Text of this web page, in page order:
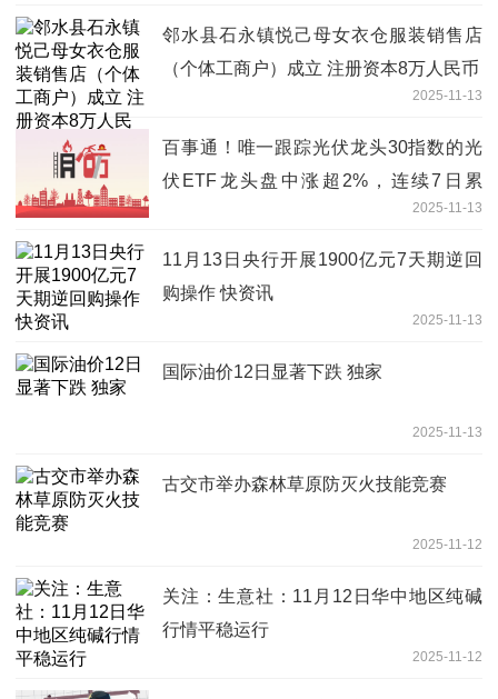
邻水县石永镇悦己母女衣仓服装销售店
（个体工商户）成立 注册资本8万人民币
2025-11-13
百事通！唯一跟踪光伏龙头30指数的光
伏ETF龙头盘中涨超2%，连续7日累
计“吸金”超2亿元！标的指数年内涨超
46%高于光伏产业指数
2025-11-13
11月13日央行开展1900亿元7天期逆回
购操作 快资讯
2025-11-13
国际油价12日显著下跌 独家
2025-11-13
古交市举办森林草原防灭火技能竞赛
2025-11-12
关注：生意社：11月12日华中地区纯碱
行情平稳运行
2025-11-12